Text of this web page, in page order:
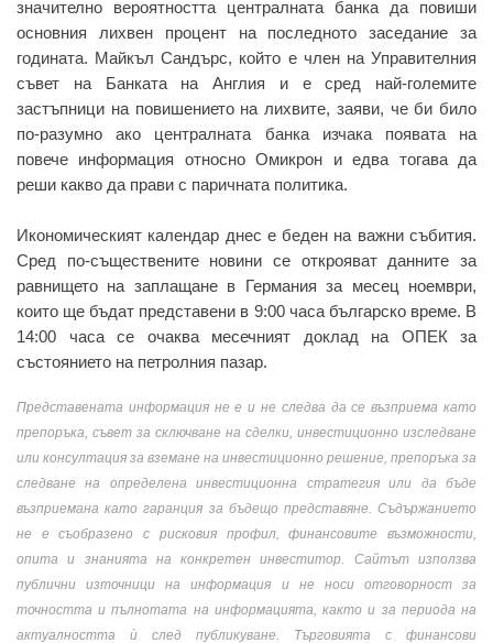
значително вероятността централната банка да повиши
основния лихвен процент на последното заседание за
годината. Майкъл Сандърс, който е член на Управителния
съвет на Банката на Англия и е сред най-големите
застъпници на повишението на лихвите, заяви, че би било
по-разумно ако централната банка изчака появата на
повече информация относно Омикрон и едва тогава да
реши какво да прави с паричната политика.
Икономическият календар днес е беден на важни събития.
Сред по-съществените новини се открояват данните за
равнището на заплащане в Германия за месец ноември,
които ще бъдат представени в 9:00 часа българско време. В
14:00 часа се очаква месечният доклад на ОПЕК за
състоянието на петролния пазар.
Представената информация не е и не следва да се възприема като
препоръка, съвет за сключване на сделки, инвестиционно изследване
или консултация за вземане на инвестиционно решение, препоръка за
следване на определена инвестиционна стратегия или да бъде
възприемана като гаранция за бъдещо представяне. Съдържанието
не е съобразено с рисковия профил, финансовите възможности,
опита и знанията на конкретен инвеститор. Сайтът използва
публични източници на информация и не носи отговорност за
точността и пълнотата на информацията, както и за периода на
актуалността ѝ след публикуване. Търговията с финансови